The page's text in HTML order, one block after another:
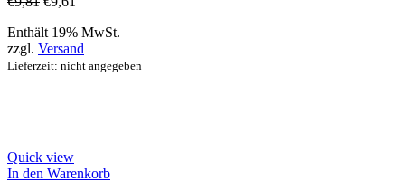
Enthält 19% MwSt.
zzgl. Versand
Lieferzeit: nicht angegeben
Quick view
In den Warenkorb